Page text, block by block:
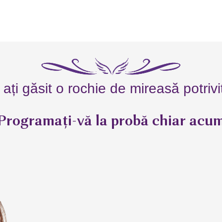
ați găsit o rochie de mireasă
vă la probă chiar